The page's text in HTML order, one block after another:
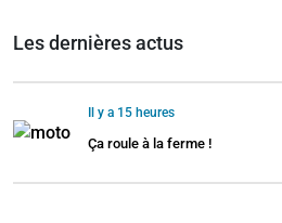
Les dernières actus
Il y a 15 heures
Ça roule à la ferme !